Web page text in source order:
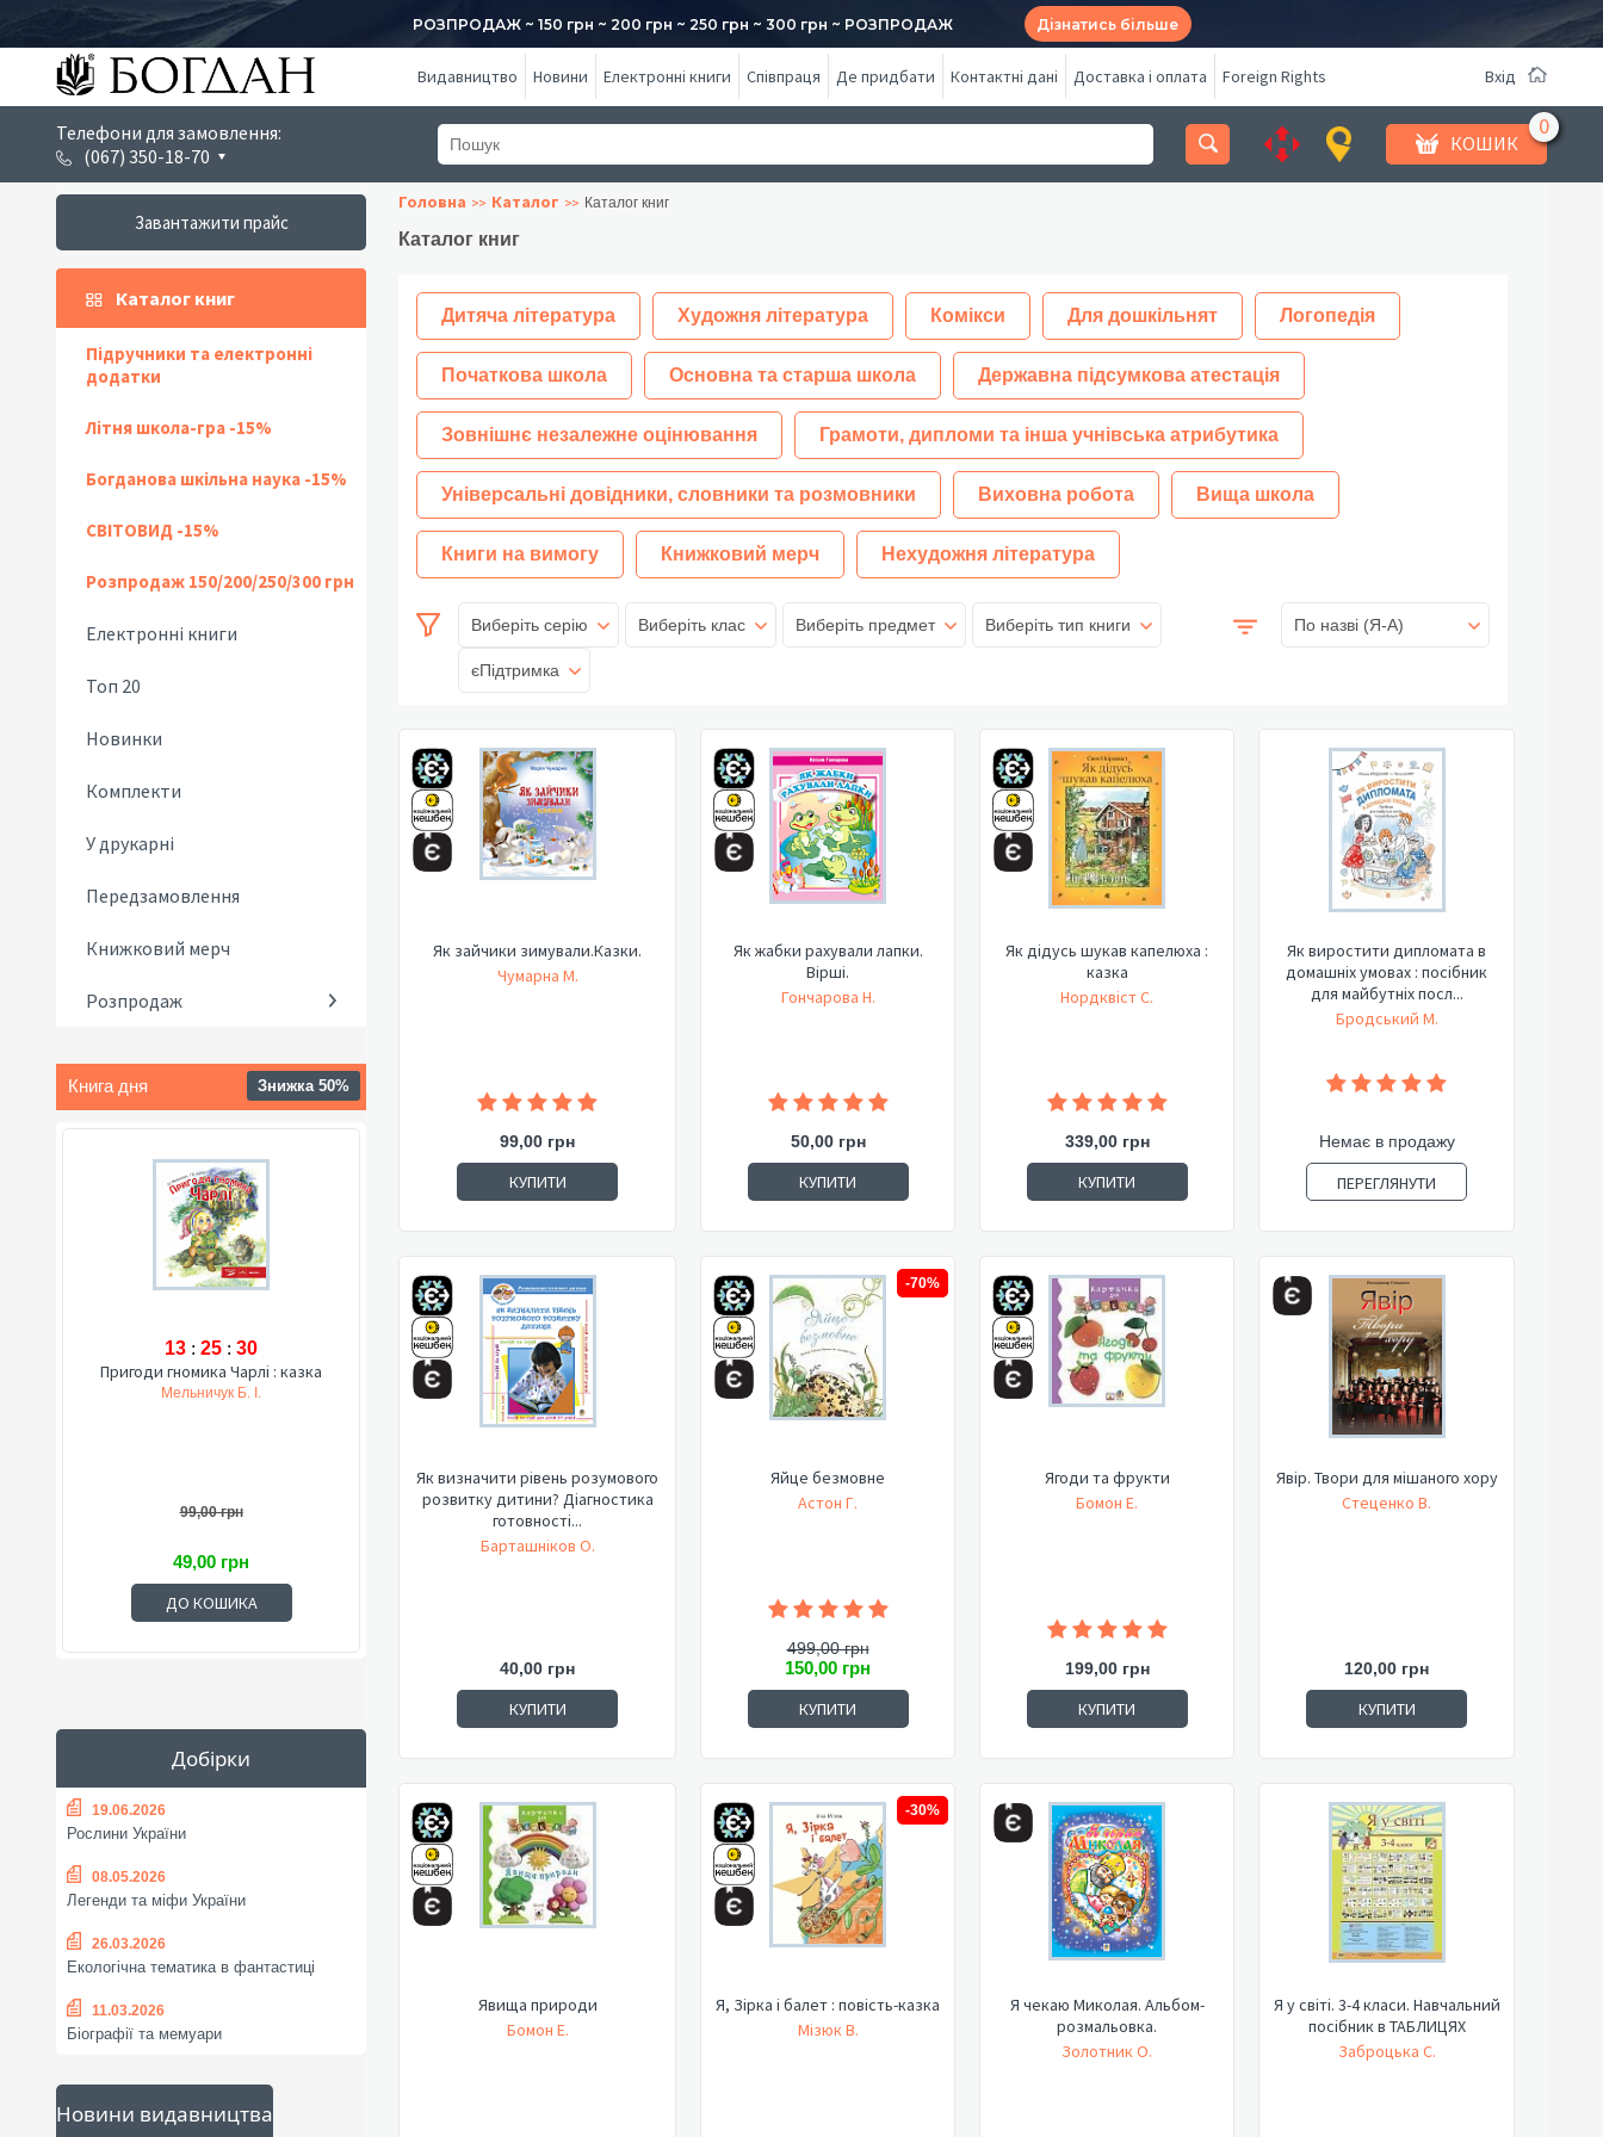
РОЗПРОДАЖ ~ 150 грн ~ 200 грн ~ 250 грн ~ 300 грн ~ РОЗПРОДАЖ Дізнатись більше
Видавництво Новини Електронні книги Співпраця Де придбати Контактні дані Доставка і оплата Foreign Rights Вхід
Телефони для замовлення:
(067) 350-18-70
КОШИК
Завантажити прайс
Каталог книг
Підручники та електронні
додатки
Літня школа-гра -15%
Богданова шкільна наука -15%
СВІТОВИД -15%
Розпродаж 150/200/250/300 грн
Електронні книги
Топ 20
Новинки
Комплекти
У друкарні
Передзамовлення
Книжковий мерч
Розпродаж
Книга дня Знижка 50%
13 : 25 : 29
Пригоди гномика Чарлі : казка
Мельничук Б. І.
99,00 грн
49,00 грн
ДО КОШИКА
Добірки
19.06.2026
Рослини України
08.05.2026
Легенди та міфи України
26.03.2026
Екологічна тематика в фантастиці
11.03.2026
Біографії та мемуари
Новини видавництва
Головна Каталог Каталог книг
Каталог книг
Дитяча література Художня література Комікси Для дошкільнят Логопедія
Початкова школа Основна та старша школа Державна підсумкова атестація
Зовнішнє незалежне оцінювання Грамоти, дипломи та інша учнівська атрибутика
Універсальні довідники, словники та розмовники Виховна робота Вища школа
Книги на вимогу Книжковий мерч Нехудожня література
Виберіть серію Виберіть клас Виберіть предмет Виберіть тип книги
єПідтримка
По назві (Я-А)
Як зайчики зимували.Казки.
Чумарна М.
99,00 грн
КУПИТИ
Як жабки рахували лапки.
Вірші.
Гончарова Н.
50,00 грн
КУПИТИ
Як дідусь шукав капелюха :
казка
Нордквіст С.
339,00 грн
КУПИТИ
Як виростити дипломата в
домашніх умовах : посібник
для майбутніх посл...
Бродський М.
Немає в продажу
ПЕРЕГЛЯНУТИ
Як визначити рівень розумового
розвитку дитини? Діагностика
готовності...
Барташніков О.
40,00 грн
КУПИТИ
-70%
Яйце безмовне
Астон Г.
499,00 грн
150,00 грн
КУПИТИ
Ягоди та фрукти
Бомон Е.
199,00 грн
КУПИТИ
Явір. Твори для мішаного хору
Стеценко В.
120,00 грн
КУПИТИ
Явища природи
Бомон Е.
-30%
Я, Зірка і балет : повість-казка
Мізюк В.
Я чекаю Миколая. Альбом-
розмальовка.
Золотник О.
Я у світі. 3-4 класи. Навчальний
посібник в ТАБЛИЦЯХ
Заброцька С.